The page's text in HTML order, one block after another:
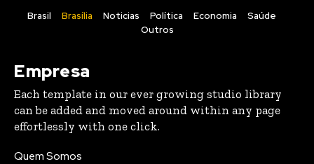
Brasil Brasília Noticias Política Economia
Saúde
Outros
Empresa
Each template in our ever growing studio library
can be added and moved around within any page
effortlessly with one click.
Quem Somos